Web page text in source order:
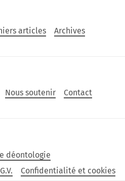
articles
Archives
Nous soutenir
Contact
déontologie
Confidentialité et cookies